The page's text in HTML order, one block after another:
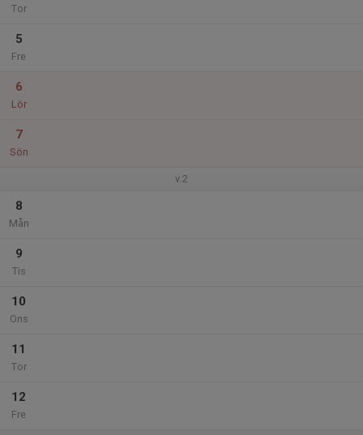
Tor
5
Fre
6
Lör
7
Sön
v.2
8
Mån
9
Tis
10
Ons
11
Tor
12
Fre